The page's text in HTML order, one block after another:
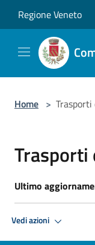
Regione Veneto
Home >
Trasporti
Ultimo
Vedi azioni